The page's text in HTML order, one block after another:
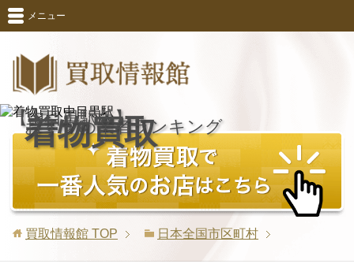
メニュー
【中目黒駅版】
着物買取
おすすめ業者ランキング
買取情報館 TOP 日本全国市区町村